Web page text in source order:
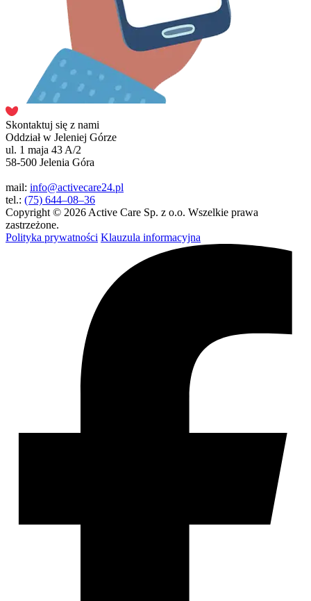
Skontaktuj się z nami
Oddział w Jeleniej Górze
ul. 1 maja 43 A/2
58-500 Jelenia Góra
mail: info@activecare24.pl
tel.: (75) 644–08–36
Copyright © 2026 Active Care Sp. z o.o. Wszelkie prawa
zastrzeżone.
Polityka prywatności Klauzula informacyjna